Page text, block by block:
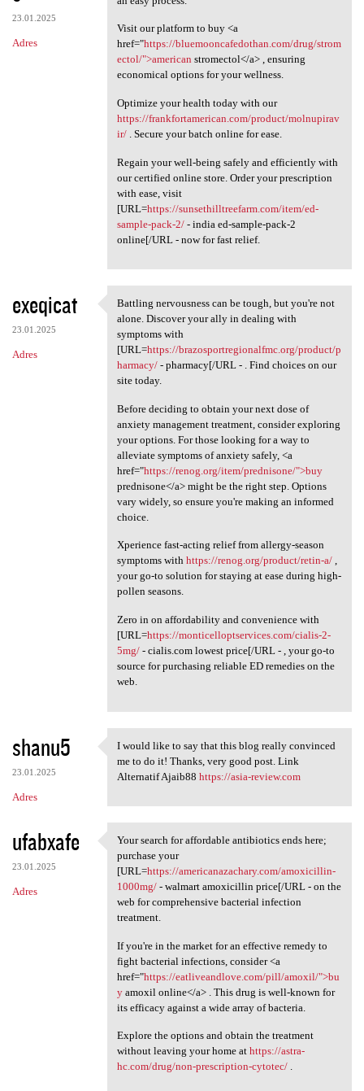
23.01.2025
Adres
Visit our platform to buy <a
href="https://bluemooncafedothan.com/drug/strom
ectol/">american stromectol</a> , ensuring
economical options for your wellness.
Optimize your health today with our
https://frankfortamerican.com/product/molnupirav
ir/. Secure your batch online for ease.
Regain your well-being safely and efficiently with
our certified online store. Order your prescription
with ease, visit
[URL=https://sunsethilltreefarm.com/item/ed-
sample-pack-2/- india ed-sample-pack-2
online[/URL - now for fast relief.
exeqicat
23.01.2025
Adres
Battling nervousness can be
Battling nervousness can be tough, but you're not
alone. Discover your ally in dealing with
symptoms with
[URL=https://brazosportregionalfmc.org/product/p
harmacy/- pharmacy[/URL - . Find choices on our
site today.
Before deciding to obtain your next dose of
anxiety management treatment, consider exploring
your options. For those looking for a way to
alleviate symptoms of anxiety safely, <a
href="https://renog.org/item/prednisone/">buy
prednisone</a> might be the right step. Options
vary widely, so ensure you're making an informed
choice.
Xperience fast-acting relief from allergy-season
symptoms with https://renog.org/product/retin-a/,
your go-to solution for staying at ease during high-
pollen seasons.
Zero in on affordability and convenience with
[URL=https://monticelloptservices.com/cialis-2-
5mg/- cialis.com lowest price[/URL - , your go-to
source for purchasing reliable ED remedies on the
web.
shanu5
23.01.2025
Adres
I would like to say that this
I would like to say that this blog really convinced
me to do it! Thanks, very good post. Link
Alternatif Ajaib88 https://asia-review.com
ufabxafe
23.01.2025
Adres
Your search for affordable
Your search for affordable antibiotics ends here;
purchase your
[URL=https://americanazachary.com/amoxicillin-
1000mg/- walmart amoxicillin price[/URL - on the
web for comprehensive bacterial infection
treatment.
If you're in the market for an effective remedy to
fight bacterial infections, consider <a
href="https://eatliveandlove.com/pill/amoxil/">bu
yamoxil online</a> . This drug is well-known for
its efficacy against a wide array of bacteria.
Explore the options and obtain the treatment
without leaving your home at https://astra-
hc.com/drug/non-prescription-cytotec/.